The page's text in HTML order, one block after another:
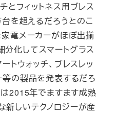
とフィットネス用ブレス
を超えるだろうとのこ
家電メーカーがほぼ出揃
化してスマートグラス
トウォッチ、ブレスレッ
等の製品を発表するだろ
は2015年でますます成熟
新しいテクノロジーが産